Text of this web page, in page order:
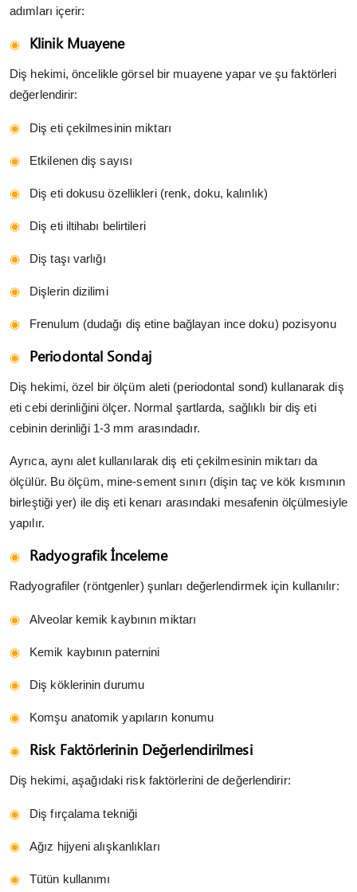
adımları içerir:
Klinik Muayene
Diş hekimi, öncelikle görsel bir muayene yapar ve şu faktörleri
değerlendirir:
Diş eti çekilmesinin miktarı
Etkilenen diş sayısı
Diş eti dokusu özellikleri (renk, doku, kalınlık)
Diş eti iltihabı belirtileri
Diş taşı varlığı
Dişlerin dizilimi
Frenulum (dudağı diş etine bağlayan ince doku) pozisyonu
Periodontal Sondaj
Diş hekimi, özel bir ölçüm aleti (periodontal sond) kullanarak diş
eti cebi derinliğini ölçer. Normal şartlarda, sağlıklı bir diş eti
cebinin derinliği 1-3 mm arasındadır.
Ayrıca, aynı alet kullanılarak diş eti çekilmesinin miktarı da
ölçülür. Bu ölçüm, mine-sement sınırı (dişin taç ve kök kısmının
birleştiği yer) ile diş eti kenarı arasındaki mesafenin ölçülmesiyle
yapılır.
Radyografik İnceleme
Radyografiler (röntgenler) şunları değerlendirmek için kullanılır:
Alveolar kemik kaybının miktarı
Kemik kaybının paternini
Diş köklerinin durumu
Komşu anatomik yapıların konumu
Risk Faktörlerinin Değerlendirilmesi
Diş hekimi, aşağıdaki risk faktörlerini de değerlendirir:
Diş fırçalama tekniği
Ağız hijyeni alışkanlıkları
Tütün kullanımı